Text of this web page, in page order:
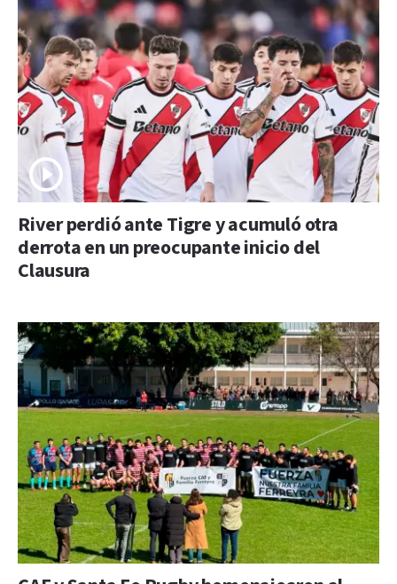
River perdió ante Tigre y acumuló otra
derrota en un preocupante inicio del
Clausura